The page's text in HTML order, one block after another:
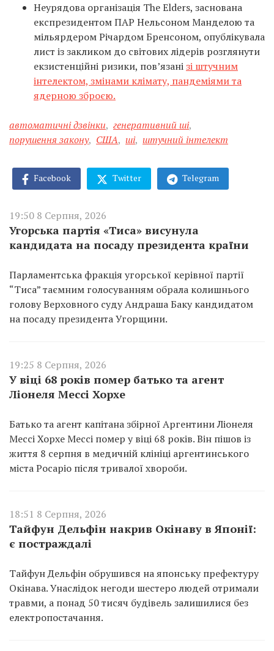
Неурядова організація The Elders, заснована
експрезидентом ПАР Нельсоном Манделою та
мільярдером Річардом Бренсоном, опублікувала
лист із закликом до світових лідерів розглянути
екзистенційні ризики, пов’язанізі штучним
інтелектом, змінами клімату, пандеміями та
ядерною зброєю.
автоматичні дзвінки, генеративний ші,
порушення закону, США, ші, штучний інтелект
Facebook Twitter Telegram
19:50 8 Серпня, 2026
Угорська партія «Тиса» висунула
кандидата на посаду президента країни
Парламентська фракція угорської керівної партії
“Тиса” таємним голосуванням обрала колишнього
голову Верховного суду Андраша Баку кандидатом
на посаду президента Угорщини.
19:25 8 Серпня, 2026
У віці 68 років помер батько та агент
Ліонеля Мессі Хорхе
Батько та агент капітана збірної Аргентини Ліонеля
Мессі Хорхе Мессі помер у віці 68 років. Він пішов із
життя 8 серпня в медичній клініці аргентинського
міста Росаріо після тривалої хвороби.
18:51 8 Серпня, 2026
Тайфун Дельфін накрив Окінаву в Японії:
є постраждалі
Тайфун Дельфін обрушився на японську префектуру
Окінава. Унаслідок негоди шестеро людей отримали
травми, а понад 50 тисяч будівель залишилися без
електропостачання.